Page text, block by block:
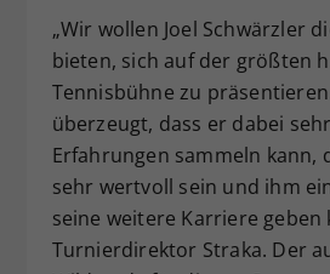
„Wir wollen Joel Schwärzler
bieten, sich auf der größten
Tennisbühne zu
überzeugt, dass er dabei
Erfahrungen sammeln kann,
sehr wertvoll sein und ihm
seine weitere Karriere geben
Turnierdirektor Straka. Der